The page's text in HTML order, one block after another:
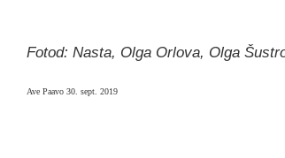
Fotod: Nasta, Olga Orlova, Olga
Ave Paavo 30. sept. 2019